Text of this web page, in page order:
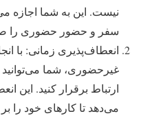
نیست. این به شما اجازه
سفر و حضور حضوری را
انعطاف‌پذیری زمانی: با
غیرحضوری، شما می‌توانید
ارتباط برقرار کنید. این
می‌دهد تا کارهای خود را